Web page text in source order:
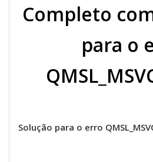
Completo
para o
Solução para o erro